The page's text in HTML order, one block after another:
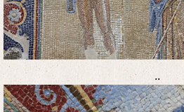
..